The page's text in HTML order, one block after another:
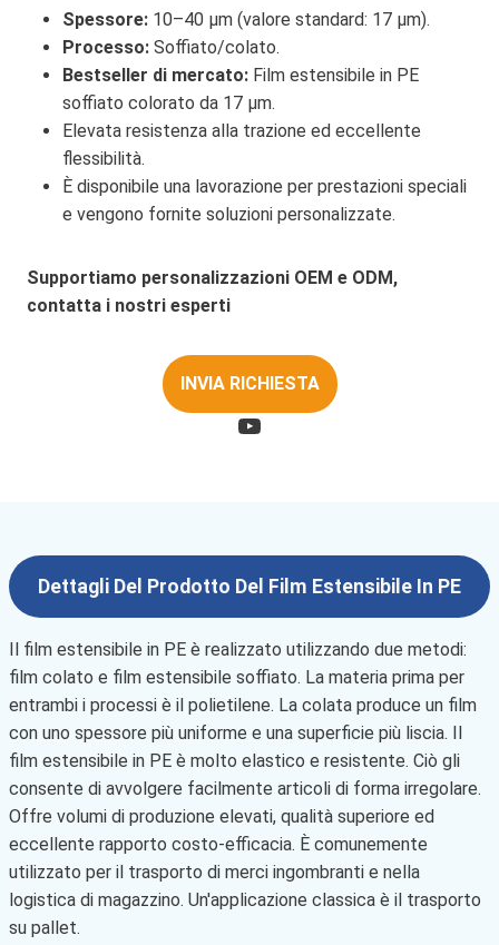
Spessore: 10–40 µm (valore standard: 17 µm).
Processo: Soffiato/colato.
Bestseller di mercato: Film estensibile in PE
soffiato colorato da 17 µm.
Elevata resistenza alla trazione ed eccellente
flessibilità.
È disponibile una lavorazione per prestazioni speciali
e vengono fornite soluzioni personalizzate.
Supportiamo personalizzazioni OEM e ODM,
contatta i nostri esperti
INVIA RICHIESTA
Dettagli Del Prodotto Del Film Estensibile In PE
Il film estensibile in PE è realizzato utilizzando due metodi:
film colato e film estensibile soffiato. La materia prima per
entrambi i processi è il polietilene. La colata produce un film
con uno spessore più uniforme e una superficie più liscia. Il
film estensibile in PE è molto elastico e resistente. Ciò gli
consente di avvolgere facilmente articoli di forma irregolare.
Offre volumi di produzione elevati, qualità superiore ed
eccellente rapporto costo-efficacia. È comunemente
utilizzato per il trasporto di merci ingombranti e nella
logistica di magazzino. Un'applicazione classica è il trasporto
su pallet.